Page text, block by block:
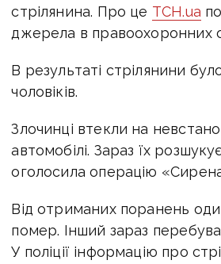
стрілянина. Про це ТСН.uа
джерела в правоохоронних
В результаті стрілянини
чоловіків.
Злочинці втекли на
автомобілі. Зараз їх
оголосила операцію
Від отриманих поранень
помер. Інший зараз
У поліції інформацію про